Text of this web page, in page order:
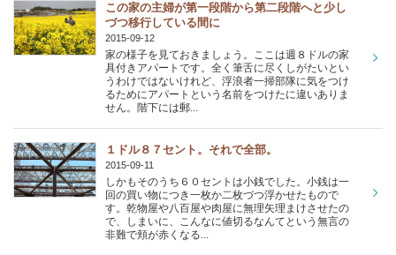
この家の主婦が第一段階から第二段階へと少し
づつ移行している間に
2015-09-12
家の様子を見ておきましょう。ここは週８ドルの家
具付きアパートです。全く筆舌に尽くしがたいとい
うわけではないけれど、浮浪者一掃部隊に気をつけ
るためにアパートという名前をつけたに違いありま
せん。階下には郵...
１ドル８７セント。それで全部。
2015-09-11
しかもそのうち６０セントは小銭でした。小銭は一
回の買い物につき一枚か二枚づつ浮かせたもので
す。乾物屋や八百屋や肉屋に無理矢理まけさせたの
で、しまいに、こんなに値切るなんてという無言の
非難で頬が赤くなる...